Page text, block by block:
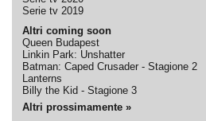
Serie tv 2019
Altri coming soon
Queen Budapest
Linkin Park: Unshatter
Batman: Caped Crusader - Stagione 2
Lanterns
Billy the Kid - Stagione 3
Altri prossimamente »